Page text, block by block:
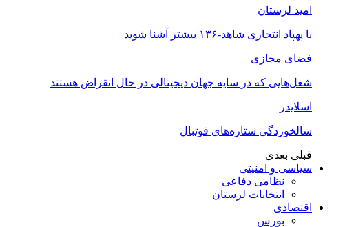
امید لرستان
با پهپاد انتحاری شاهد-۱۳۶ بیشتر آشنا شوید
فضای مجازی
شغل‌‌هایی که در سایه جهان دیجیتالی در حال انقراض هستند
اسلایدر
سالخوردگی ستاره‌های فوتبال
قبلی بعدی
سیاسی و امنیتی
نظامی دفاعی
انتخابات لرستان
اقتصادی
بورس